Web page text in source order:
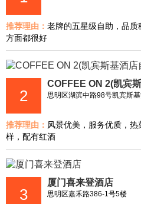
推荐理由： 老牌的五星级自助，品
方面都很好
2
COFFEE ON 2(凯宾
思明区湖滨中路98号凯宾斯
推荐理由： 风景优美，服务优质，
样，配有红酒
3
厦门喜来登酒店
思明区嘉禾路386-1号5楼